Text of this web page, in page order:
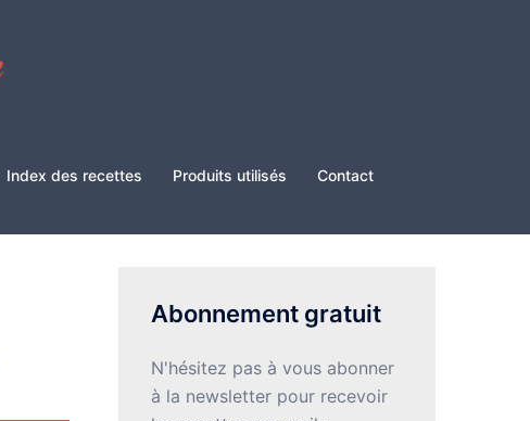
Index des recettes Produits utilisés
Contact
Abonnement gratuit
N'hésitez pas à vous abonner
à la newsletter pour recevoir